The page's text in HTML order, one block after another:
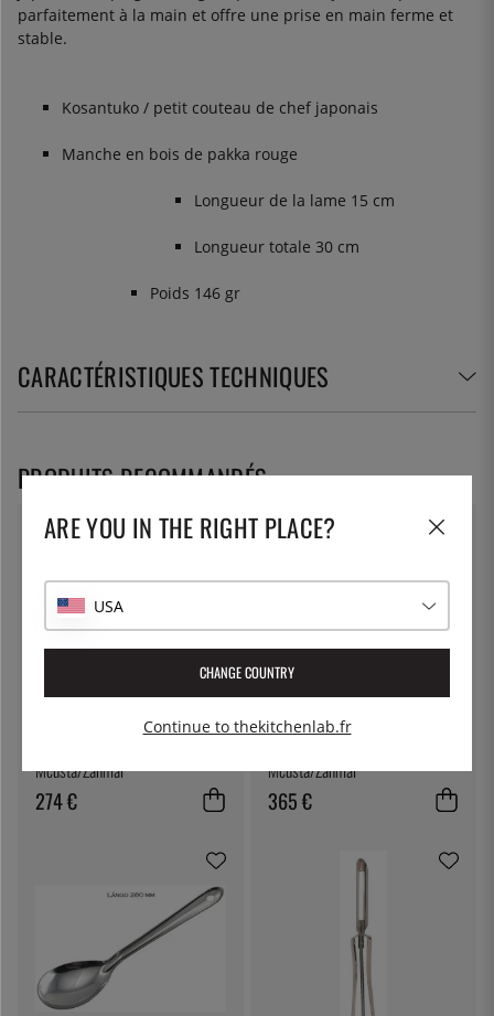
parfaitement à la main et offre une prise en main ferme et
stable.
Kosantuko / petit couteau de chef japonais
Manche en bois de pakka rouge
Longueur de la lame 15 cm
Longueur totale 30 cm
Poids 146 gr
CARACTÉRISTIQUES TECHNIQUES
Mcusta/Zanmai
274 €
MCUSTA/ZANMAI
Mcusta/Zanmai
365 €
PRODUITS RECOMMANDÉS
ARE YOU IN THE RIGHT PLACE?
USA
CHANGE COUNTRY
Continue to thekitchenlab.fr